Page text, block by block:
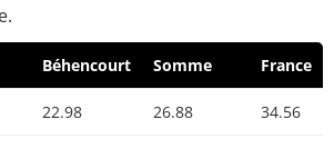
Béhencourt Somme France
22.98 26.88 34.56